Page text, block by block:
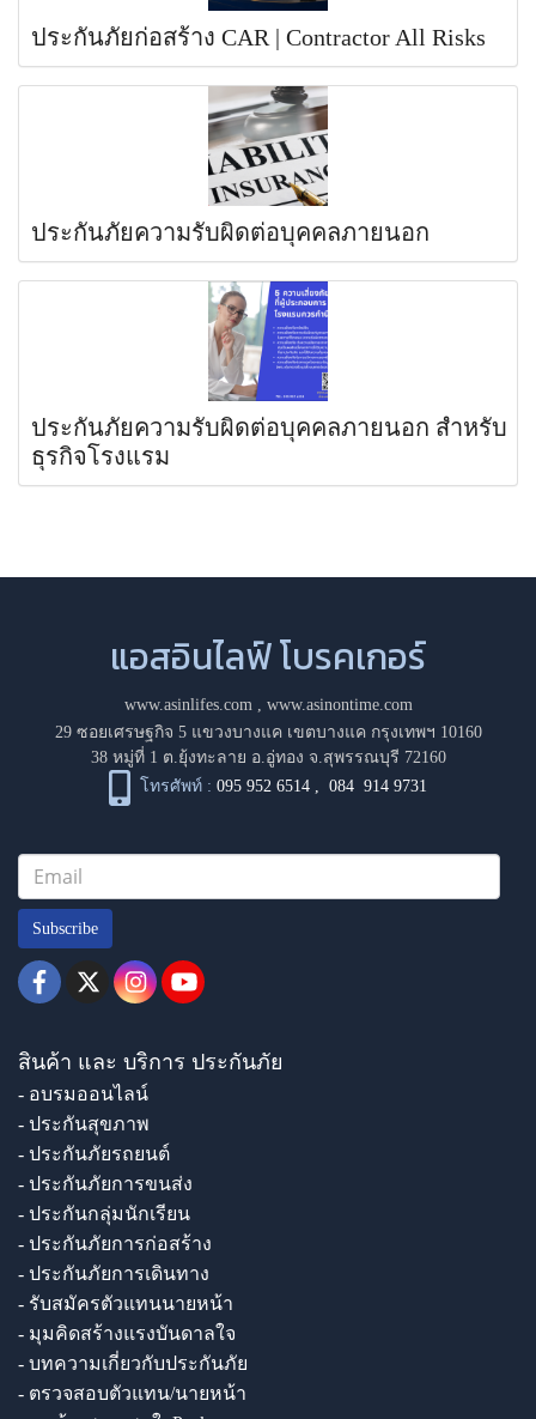
ประกันภัยก่อสร้าง CAR | Contractor All Risks
ประกันภัยความรับผิดต่อบุคคลภายนอก
ประกันภัยความรับผิดต่อบุคคลภายนอก สำหรับ
ธุรกิจโรงแรม
แอสอินไลฟ์ โบรคเกอร์
www.asinlifes.com, www.asinontime.com
29 ซอยเศรษฐกิจ 5 แขวงบางแค เขตบางแค กรุงเทพฯ 10160
38 หมู่ที่ 1 ต.ยุ้งทะลาย อ.อู่ทอง จ.สุพรรณบุรี 72160
โทรศัพท์ : 095 952 6514 ,084 914 9731
Subscribe
สินค้า และ บริการ ประกันภัย
- อบรมออนไลน์
- ประกันสุขภาพ
- ประกันภัยรถยนต์
- ประกันภัยการขนส่ง
- ประกันกลุ่มนักเรียน
- ประกันภัยการก่อสร้าง
- ประกันภัยการเดินทาง
- รับสมัครตัวแทนนายหน้า
- มุมคิดสร้างแรงบันดาลใจ
- บทความเกี่ยวกับประกันภัย
- ตรวจสอบตัวแทน/นายหน้า